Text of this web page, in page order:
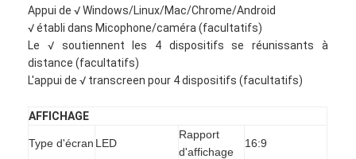
Appui de √ Windows/Linux/Mac/Chrome/Android
√ établi dans Micophone/caméra (facultatifs)
Le √ soutiennent les 4 dispositifs se réunissants à
distance (facultatifs)
L'appui de √ transcreen pour 4 dispositifs (facultatifs)
AFFICHAGE
Type d'écran LED
Rapport
d'affichage
16:9